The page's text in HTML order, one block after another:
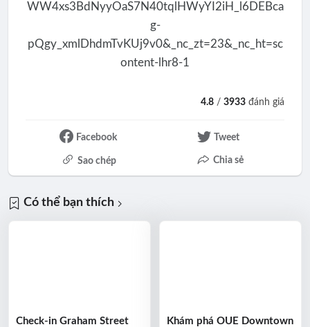
4.8 /3933 đánh giá
Facebook Tweet
Sao chép Chia sẻ
Có thể bạn thích
Check-in Graham Street
Khám phá OUE Downtown